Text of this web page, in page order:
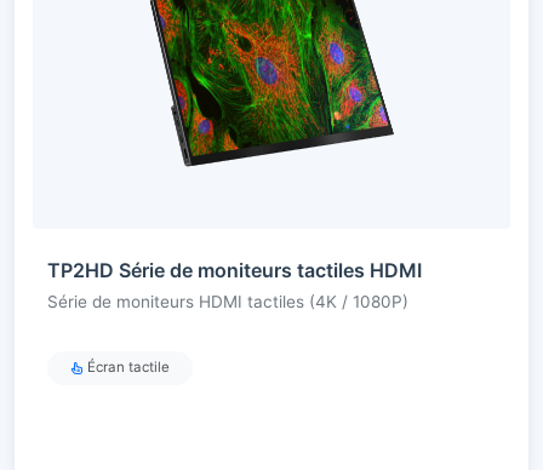
TP2HD Série de moniteurs tactiles HDMI
Série de moniteurs HDMI tactiles (4K / 1080P)
Écran tactile